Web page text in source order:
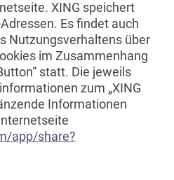
XING speichert
Es findet auch
Nutzungsverhaltens über
im Zusammenhang
statt. Die jeweils
zum „XING
Informationen
app/share?